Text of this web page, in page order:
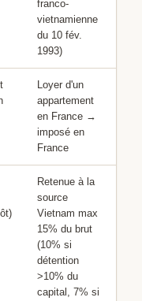
franco-
vietnamienne
du 10 fév.
1993)
Loyer d'un
appartement
en France →
imposé en
France
Retenue à la
source
Vietnam max
15% du brut
(10% si
détention
>10% du
capital, 7% si